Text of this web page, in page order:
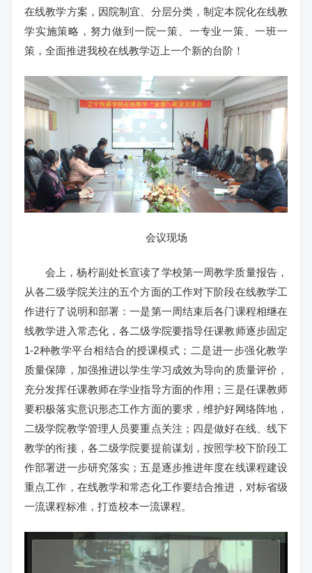
在线教学方案，因院制宜、分层分类，制定本院化在线教
学实施策略，努力做到一院一策、一专业一策、一班一
策，全面推进我校在线教学迈上一个新的台阶！
会议现场
会上，杨柠副处长宣读了学校第一周教学质量报告，
从各二级学院关注的五个方面的工作对下阶段在线教学工
作进行了说明和部署：一是第一周结束后各门课程相继在
线教学进入常态化，各二级学院要指导任课教师逐步固定
1-2种教学平台相结合的授课模式；二是进一步强化教学
质量保障，加强推进以学生学习成效为导向的质量评价，
充分发挥任课教师在学业指导方面的作用；三是任课教师
要积极落实意识形态工作方面的要求，维护好网络阵地，
二级学院教学管理人员要重点关注；四是做好在线、线下
教学的衔接，各二级学院要提前谋划，按照学校下阶段工
作部署进一步研究落实；五是逐步推进年度在线课程建设
重点工作，在线教学和常态化工作要结合推进，对标省级
一流课程标准，打造校本一流课程。